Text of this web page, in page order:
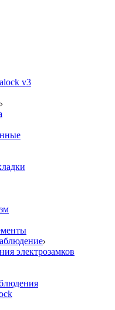
v3
электрозамков